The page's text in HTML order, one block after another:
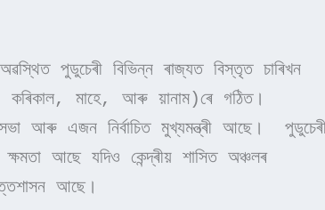
পুডুচেৰী বিভিন্ন ৰাজ্যত বিস্তৃত চাৰিখন
কৰিকাল, মাহে, আৰু য়ানাম)ৰে গঠিত।
আৰু এজন নিৰ্বাচিত মুখ্যমন্ত্ৰী আছে।
ক্ষমতা আছে যদিও কেন্দ্ৰীয় শাসিত অঞ্চলৰ
আছে।